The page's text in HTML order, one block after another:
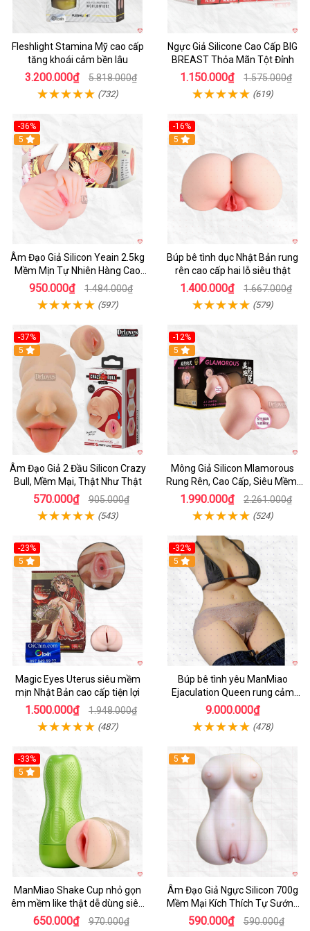
Fleshlight Stamina Mỹ cao cấp
tăng khoái cảm bền lâu
3.200.000₫ 5.818.000₫
(732)
Ngực Giả Silicone Cao Cấp BIG
BREAST Thỏa Mãn Tột Đỉnh
1.150.000₫ 1.575.000₫
(619)
-36%
Hot
5
Âm Đạo Giả Silicon Yeain 2.5kg
Mềm Mịn Tự Nhiên Hàng Cao
Cấp
950.000₫ 1.484.000₫
(597)
-16%
Hot
5
Búp bê tình dục Nhật Bản rung
rên cao cấp hai lỗ siêu thật
1.400.000₫ 1.667.000₫
(579)
-37%
Hot
5
Âm Đạo Giả 2 Đầu Silicon Crazy
Bull, Mềm Mại, Thật Như Thật
570.000₫ 905.000₫
(543)
-12%
Hot
5
Mông Giả Silicon Mlamorous
Rung Rên, Cao Cấp, Siêu Mềm,
Hót
1.990.000₫ 2.261.000₫
(524)
-23%
Hot
5
Magic Eyes Uterus siêu mềm
mịn Nhật Bản cao cấp tiện lợi
1.500.000₫ 1.948.000₫
(487)
-32%
5
Búp bê tình yêu ManMiao
Ejaculation Queen rung cảm
biến sưởi ấm phun nước thông
9.000.000₫
(478)
-33%
Hot
5
ManMiao Shake Cup nhỏ gọn
êm mềm like thật dễ dùng siêu
hưng phấn
650.000₫ 970.000₫
5
Âm Đạo Giả Ngực Silicon 700g
Mềm Mại Kích Thích Tự Sướng
Nam
590.000₫ 590.000₫